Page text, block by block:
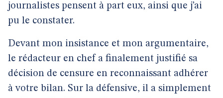
journalistes pensent à part eux, ainsi que j’ai
pu le constater.
Devant mon insistance et mon argumentaire,
le rédacteur en chef a finalement justifié sa
décision de censure en reconnaissant adhérer
à votre bilan. Sur la défensive, il a simplement